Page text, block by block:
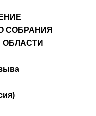
СОБРАНИЯ
ОБЛАСТИ